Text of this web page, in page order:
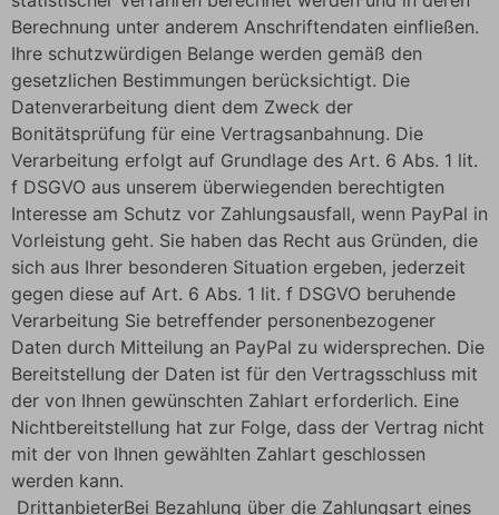
Berechnung unter anderem Anschriftendaten einfließen.
Ihre schutzwürdigen Belange werden gemäß den
gesetzlichen Bestimmungen berücksichtigt. Die
Datenverarbeitung dient dem Zweck der
Bonitätsprüfung für eine Vertragsanbahnung. Die
Verarbeitung erfolgt auf Grundlage des Art. 6 Abs. 1 lit.
f DSGVO aus unserem überwiegenden berechtigten
Interesse am Schutz vor Zahlungsausfall, wenn PayPal in
Vorleistung geht. Sie haben das Recht aus Gründen, die
sich aus Ihrer besonderen Situation ergeben, jederzeit
gegen diese auf Art. 6 Abs. 1 lit. f DSGVO beruhende
Verarbeitung Sie betreffender personenbezogener
Daten durch Mitteilung an PayPal zu widersprechen. Die
Bereitstellung der Daten ist für den Vertragsschluss mit
der von Ihnen gewünschten Zahlart erforderlich. Eine
Nichtbereitstellung hat zur Folge, dass der Vertrag nicht
mit der von Ihnen gewählten Zahlart geschlossen
werden kann.
DrittanbieterBei Bezahlung über die Zahlungsart eines